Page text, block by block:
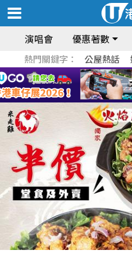
演唱會 優惠著數
熱門關鍵字： 公屋熱話